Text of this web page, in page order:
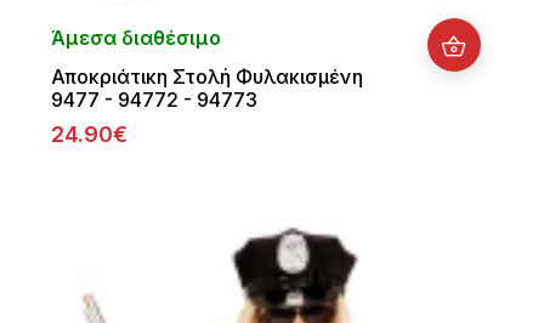
Άμεσα διαθέσιμο
Αποκριάτικη Στολή Φυλακισμένη
9477 - 94772 - 94773
24.90€